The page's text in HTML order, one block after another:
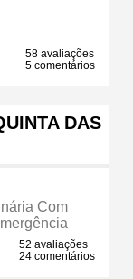
58 avaliações
5 comentários
DAS
Com
52 avaliações
24 comentários